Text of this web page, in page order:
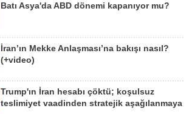
Batı Asya'da ABD dönemi kapanıyor mu?
İran’ın Mekke Anlaşması’na bakışı nasıl?
(+video)
Trump'ın İran hesabı çöktü; koşulsuz
teslimiyet vaadinden stratejik aşağılanmaya